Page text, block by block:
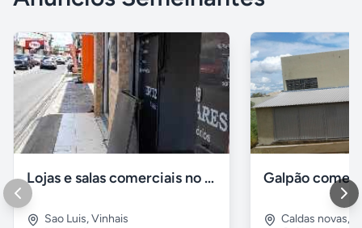
Lojas e salas comerciais no vinhais
Sao Luis,Vinhais
Galpão
Caldas novas,